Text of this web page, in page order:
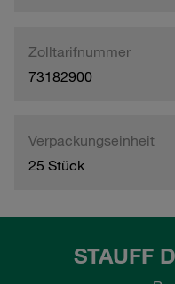
Zolltarifnummer
73182900
Verpackungseinheit
25 Stück
STAUFF